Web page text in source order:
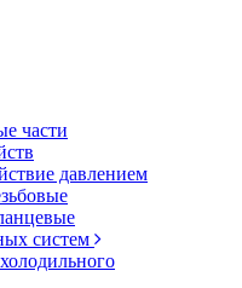
части
давлением
систем